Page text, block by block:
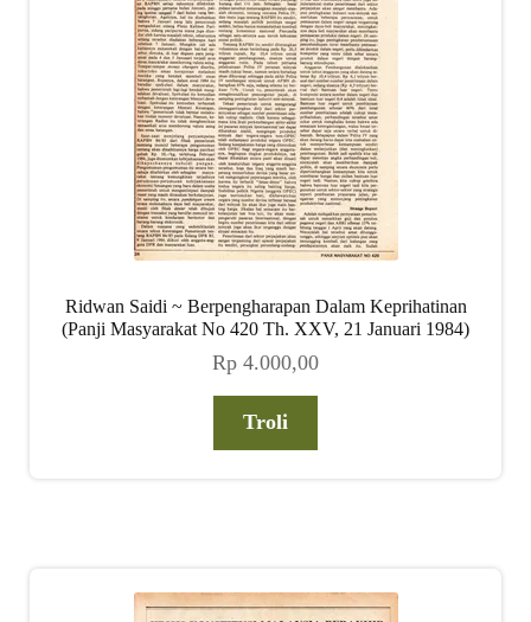
Ridwan Saidi ~ Berpengharapan Dalam Keprihatinan
(Panji Masyarakat No 420 Th. XXV, 21 Januari 1984)
Rp 4.000,00
Troli